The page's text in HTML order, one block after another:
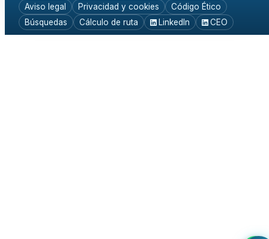
Aviso legal
Privacidad y cookies
Código Ético
Búsquedas
Cálculo de ruta LinkedIn CEO